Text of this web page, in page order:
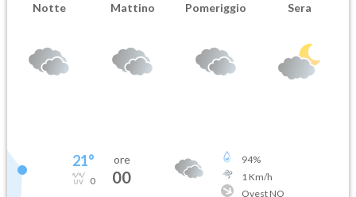
Notte Mattino Pomeriggio Sera
21°
0
ore
00
94%
1 Km/h
Ovest NO